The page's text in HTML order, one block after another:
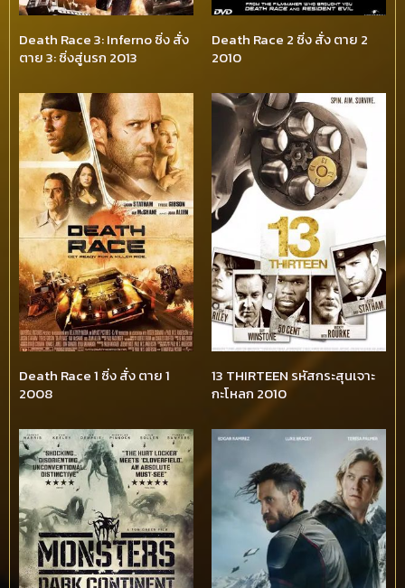
Death Race 3: Inferno ซิ่ง สั่ง
ตาย 3: ซิ่งสู่นรก 2013
Death Race 2 ซิ่ง สั่ง ตาย 2
2010
Death Race 1 ซิ่ง สั่ง ตาย 1
2008
13 THIRTEEN รหัสกระสุนเจาะ
กะโหลก 2010